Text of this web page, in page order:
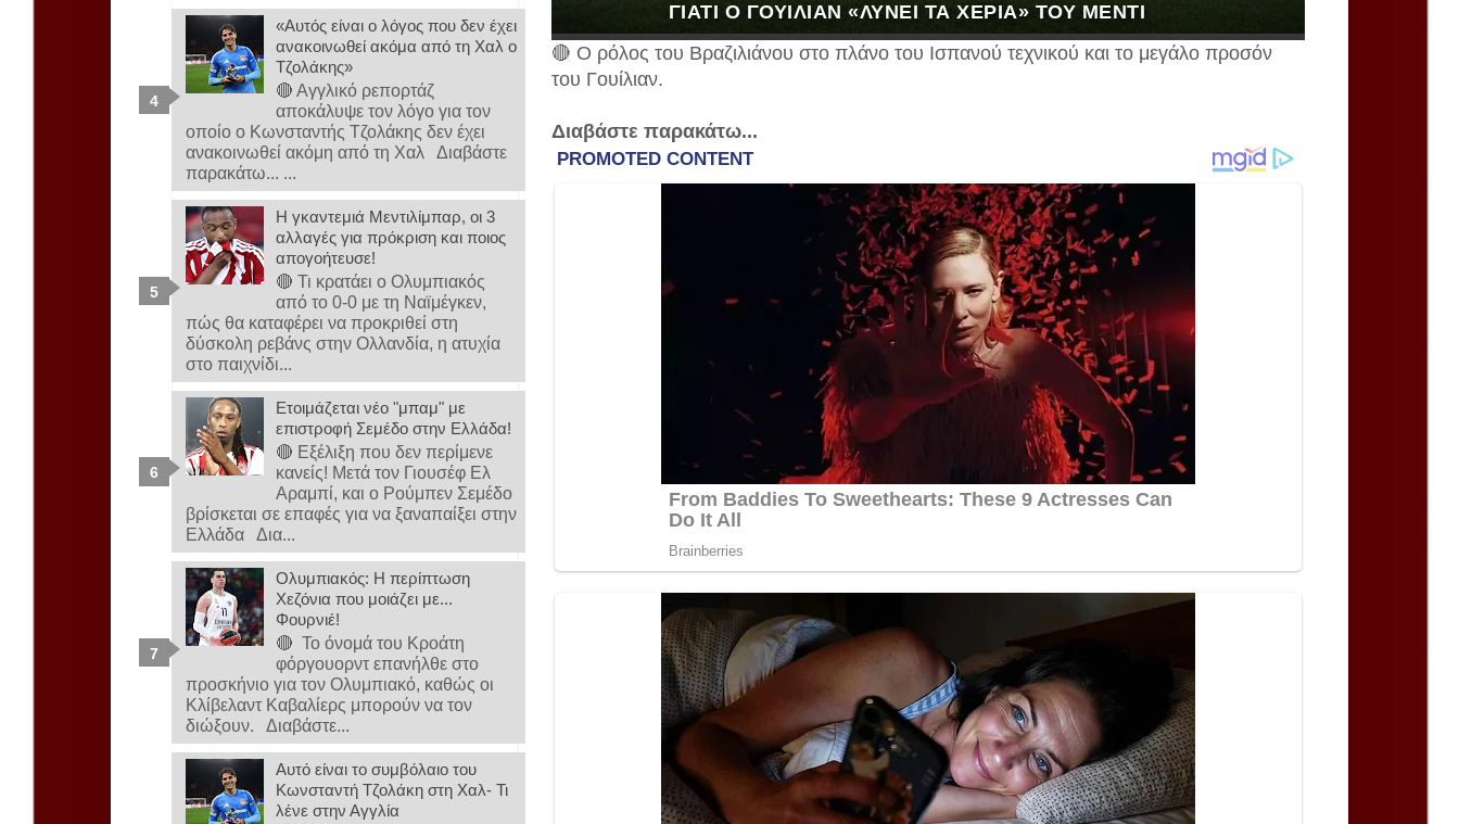
ΓΙΑΤΊ Ο ΓΟΥΊΛΙΑΝ «ΛΎΝΕΙ ΤΑ ΧΈΡΙΑ» ΤΟΥ ΜΈΝΤΙ
🔴 Ο ρόλος του Βραζιλιάνου στο πλάνο του Ισπανού τεχνικού και το μεγάλο προσόν
του Γουίλιαν.
Διαβάστε παρακάτω...
«Αυτός είναι ο λόγος που δεν έχει
ανακοινωθεί ακόμα από τη Χαλ ο
Τζολάκης»
🔴 Αγγλικό ρεπορτάζ
αποκάλυψε τον λόγο για τον
οποίο ο Κωνσταντής Τζολάκης δεν έχει
ανακοινωθεί ακόμη από τη Χαλ Διαβάστε
παρακάτω... ...
Η γκαντεμιά Μεντιλίμπαρ, οι 3
αλλαγές για πρόκριση και ποιος
απογοήτευσε!
🔴 Τι κρατάει ο Ολυμπιακός
από το 0-0 με τη Ναϊμέγκεν,
πώς θα καταφέρει να προκριθεί στη
δύσκολη ρεβάνς στην Ολλανδία, η ατυχία
στο παιχνίδι...
Ετοιμάζεται νέο "μπαμ" με
επιστροφή Σεμέδο στην Ελλάδα!
🔴 Εξέλιξη που δεν περίμενε
κανείς! Μετά τον Γιουσέφ Ελ
Αραμπί, και ο Ρούμπεν Σεμέδο
βρίσκεται σε επαφές για να ξαναπαίξει στην
Ελλάδα Δια...
Ολυμπιακός: Η περίπτωση
Χεζόνια που μοιάζει με...
Φουρνιέ!
🔴 Το όνομά του Κροάτη
φόργουορντ επανήλθε στο
προσκήνιο για τον Ολυμπιακό, καθώς οι
Κλίβελαντ Καβαλίερς μπορούν να τον
διώξουν. Διαβάστε...
Αυτό είναι το συμβόλαιο του
Κωνσταντή Τζολάκη στη Χαλ- Τι
λένε στην Αγγλία